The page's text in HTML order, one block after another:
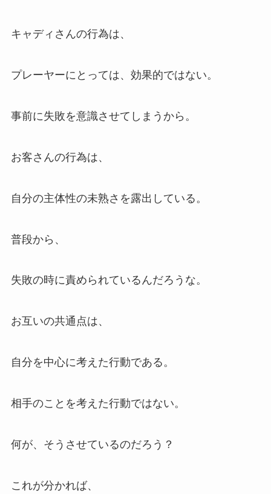
キャディさんの行為は、
プレーヤーにとっては、効果的ではない。
事前に失敗を意識させてしまうから。
お客さんの行為は、
自分の主体性の未熟さを露出している。
普段から、
失敗の時に責められているんだろうな。
お互いの共通点は、
自分を中心に考えた行動である。
相手のことを考えた行動ではない。
何が、そうさせているのだろう？
これが分かれば、